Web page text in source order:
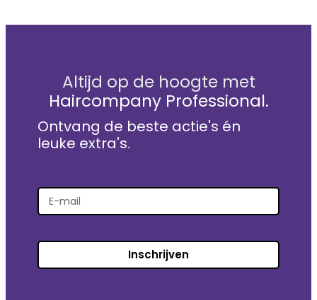
Altijd op de hoogte met
Haircompany Professional.
Ontvang de beste actie's én
leuke extra's.
Inschrijven